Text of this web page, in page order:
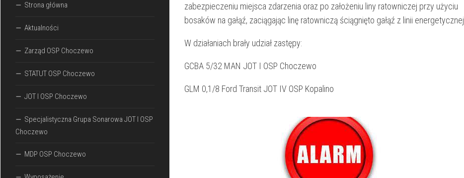
zabezpieczeniu miejsca zdarzenia oraz po założeniu liny ratowniczej przy użyciu
bosaków na gałąź, zaciągając linę ratowniczą ściągnięto gałąź z linii energetycznej.
W działaniach brały udział zastępy:
GCBA 5/32 MAN JOT I OSP Choczewo
GLM 0,1/8 Ford Transit JOT IV OSP Kopalino
Strona główna
Aktualności
Zarząd OSP Choczewo
STATUT OSP Choczewo
JOT I OSP Choczewo
Specjalistyczna Grupa Sonarowa JOT I OSP
Choczewo
MDP OSP Choczewo